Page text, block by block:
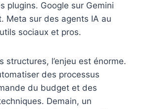
plugins. Google sur Gemini
Meta sur des agents IA au
sociaux et pros.
structures, l’enjeu est énorme.
des processus
du budget et des
Demain, un